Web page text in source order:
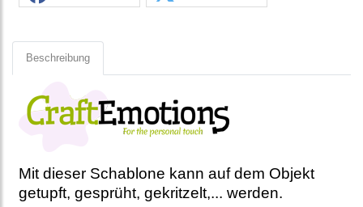
Beschreibung
Mit dieser Schablone kann auf dem Objekt
getupft, gesprüht, gekritzelt,... werden.